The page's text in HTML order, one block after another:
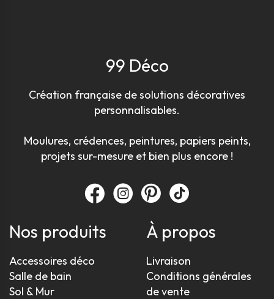
99 Déco
Création française de solutions décoratives
personnalisables.
Moulures, crédences, peintures, papiers peints,
projets sur-mesure et bien plus encore !
Nos produits
Accessoires déco
Salle de bain
Sol & Mur
À propos
Livraison
Conditions générales
de vente